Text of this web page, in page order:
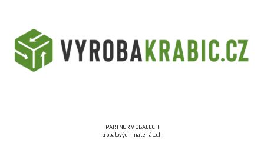
PARTNER V OBALECH
a obalových materiálech.